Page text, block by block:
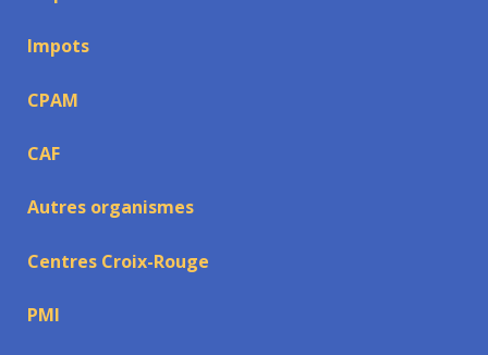
Impots
CPAM
CAF
Autres organismes
Centres Croix-Rouge
PMI